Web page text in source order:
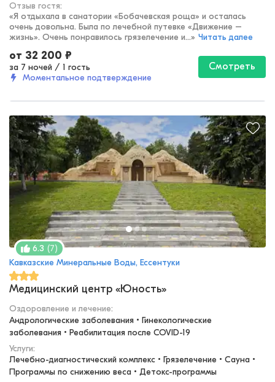
Отзыв гостя:
«Я отдыхала в санатории «Бобачевская роща» и осталась
очень довольна. Была по лечебной путевке «Движение –
жизнь». Очень понравилось грязелечение и...» Читать далее
от 32 200 ₽
за 7 ночей / 1 гость
Моментальное подтверждение
Смотреть
6.3 (7)
Кавказские Минеральные Воды, Ессентуки
Медицинский центр «Юность»
Оздоровление и лечение:
Андрологические заболевания • Гинекологические
заболевания • Реабилитация после COVID-19
Услуги:
Лечебно-диагностический комплекс • Грязелечение • Сауна •
Программы по снижению веса • Детокс-программы